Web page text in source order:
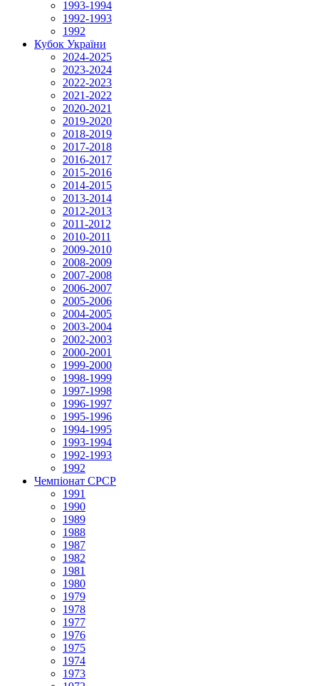
1993-1994
1992-1993
1992
Кубок України
2024-2025
2023-2024
2022-2023
2021-2022
2020-2021
2019-2020
2018-2019
2017-2018
2016-2017
2015-2016
2014-2015
2013-2014
2012-2013
2011-2012
2010-2011
2009-2010
2008-2009
2007-2008
2006-2007
2005-2006
2004-2005
2003-2004
2002-2003
2000-2001
1999-2000
1998-1999
1997-1998
1996-1997
1995-1996
1994-1995
1993-1994
1992-1993
1992
Чемпіонат СРСР
1991
1990
1989
1988
1987
1982
1981
1980
1979
1978
1977
1976
1975
1974
1973